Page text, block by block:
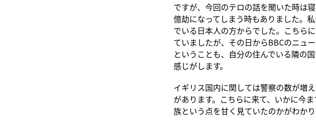
ですが、今回のテロの話を聞いた時は
億劫になってしまう時もありました。
でいる日本人の方からでした。こちら
ていましたが、その日からBBCのニュ
ということも、自分の住んでいる隣の
感じがします。
イギリス国内に関しては警察の数が増
があります。こちらに来て、いかに今
族という点を甘く見ていたのかがわかり